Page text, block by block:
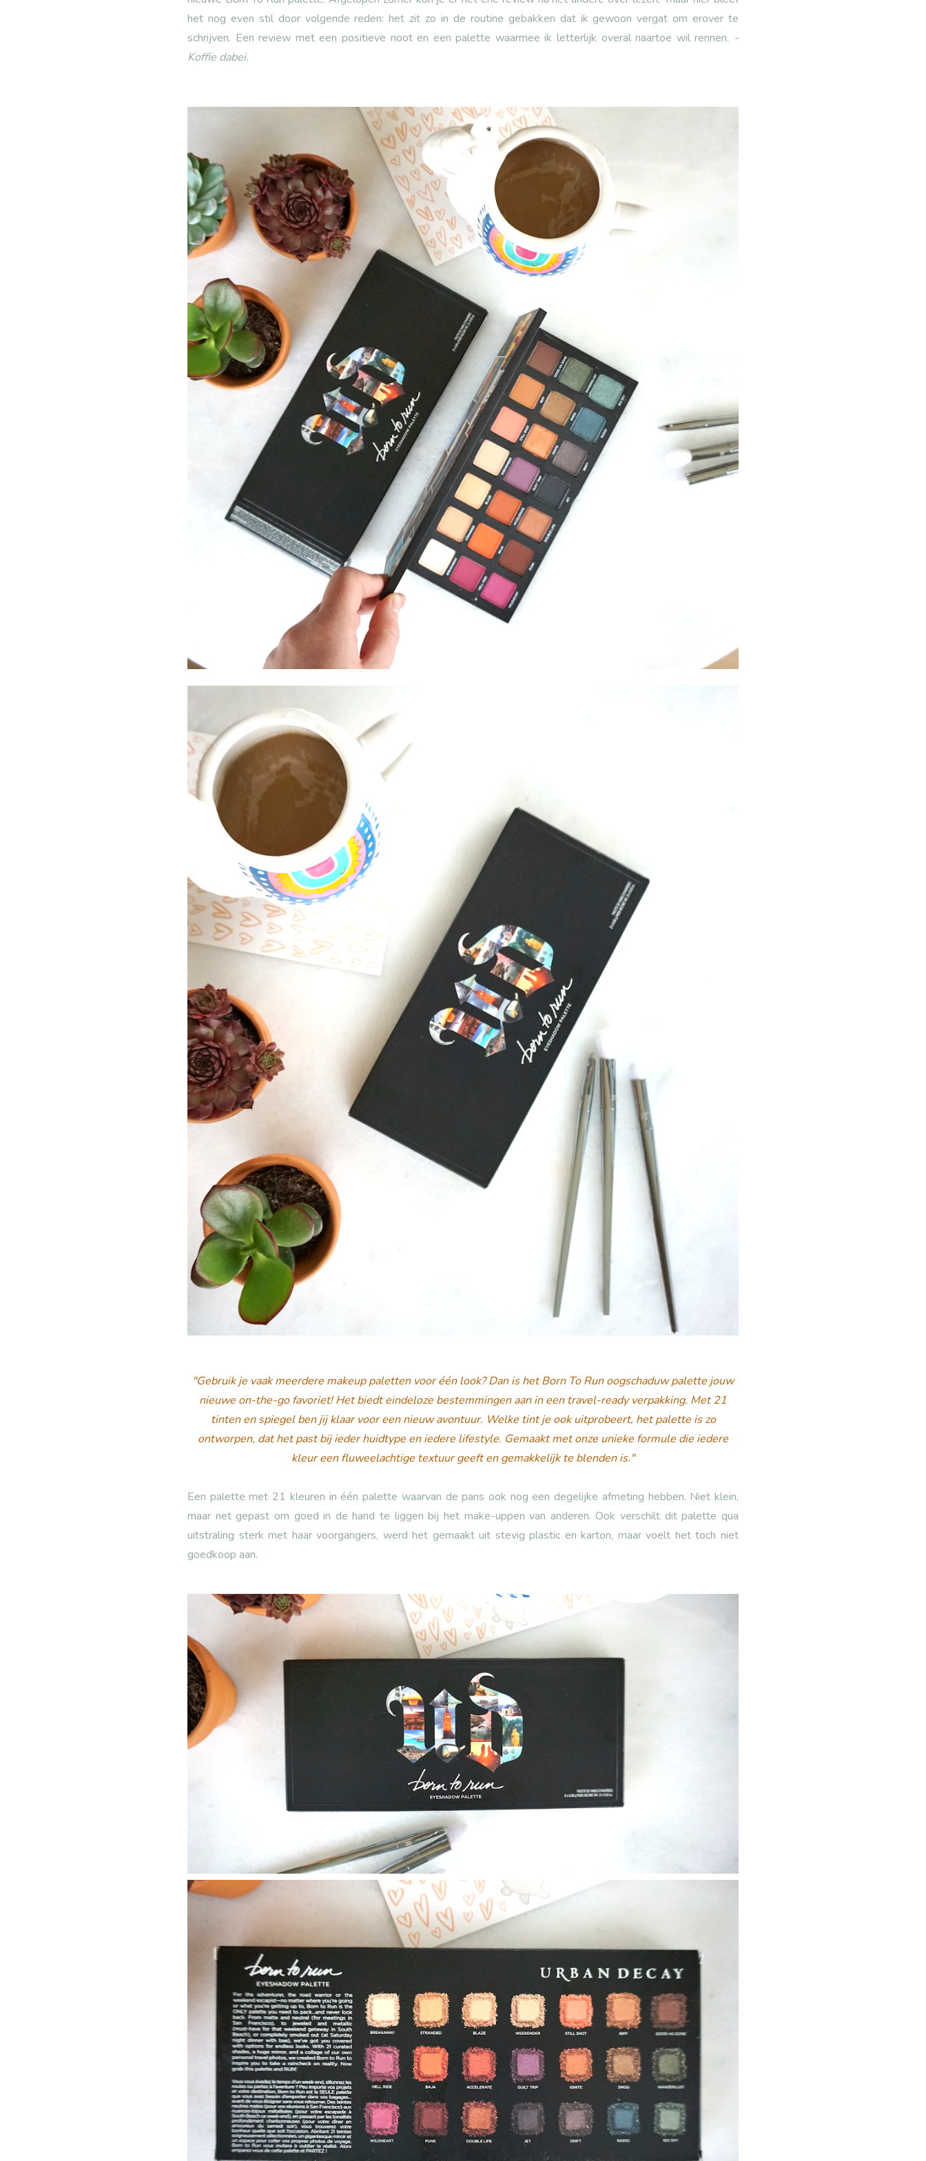
het nog even stil door volgende reden: het zit zo in de routine gebakken dat ik gewoon vergat om erover te
schrijven. Een review met een positieve noot en een palette waarmee ik letterlijk overal naartoe wil rennen. -
Koffie dabei.
"Gebruik je vaak meerdere makeup paletten voor één look? Dan is het Born To Run oogschaduw palette jouw
nieuwe on-the-go favoriet! Het biedt eindeloze bestemmingen aan in een travel-ready verpakking. Met 21
tinten en spiegel ben jij klaar voor een nieuw avontuur. Welke tint je ook uitprobeert, het palette is zo
ontworpen, dat het past bij ieder huidtype en iedere lifestyle. Gemaakt met onze unieke formule die iedere
kleur een fluweelachtige textuur geeft en gemakkelijk te blenden is."
Een palette met 21 kleuren in één palette waarvan de pans ook nog een degelijke afmeting hebben. Niet klein,
maar net gepast om goed in de hand te liggen bij het make-uppen van anderen. Ook verschilt dit palette qua
uitstraling sterk met haar voorgangers, werd het gemaakt uit stevig plastic en karton, maar voelt het toch niet
goedkoop aan.